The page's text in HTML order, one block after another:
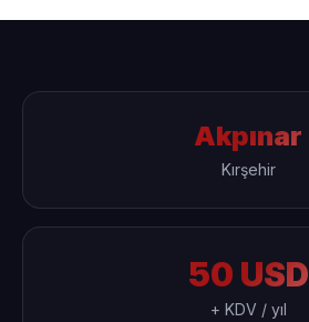
Akpınar
Kırşehir
50 USD
+ KDV / yıl